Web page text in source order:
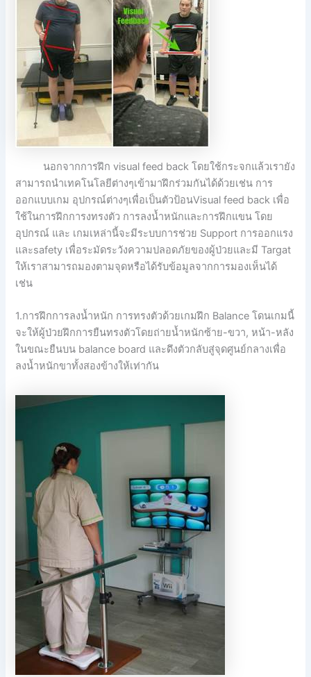
นอกจากการฝึก visual feed back โดยใช้กระจกแล้วเรายัง
สามารถนำเทคโนโลยีต่างๆเข้ามาฝึกร่วมกันได้ด้วยเช่น การ
ออกแบบเกม อุปกรณ์ต่างๆเพื่อเป็นตัวป้อนVisual feed back เพื่อ
ใช้ในการฝึกการงทรงตัว การลงน้ำหนักและการฝึกแขน โดย
อุปกรณ์ และ เกมเหล่านี้จะมีระบบการช่วย Support การออกแรง
และsafety เพื่อระมัดระวังความปลอดภัยของผู้ป่วยและมี Targat
ให้เราสามารถมองตามจุดหรือได้รับข้อมูลจากการมองเห็นได้
เช่น
1.การฝึกการลงน้ำหนัก การทรงตัวด้วยเกมฝึก Balance โดนเกมนี้
จะให้ผู้ป่วยฝึกการยืนทรงตัวโดยถ่ายน้ำหนักซ้าย-ขวา, หน้า-หลัง
ในขณะยืนบน balance board และดึงตัวกลับสู่จุดศูนย์กลางเพื่อ
ลงน้ำหนักขาทั้งสองข้างให้เท่ากัน